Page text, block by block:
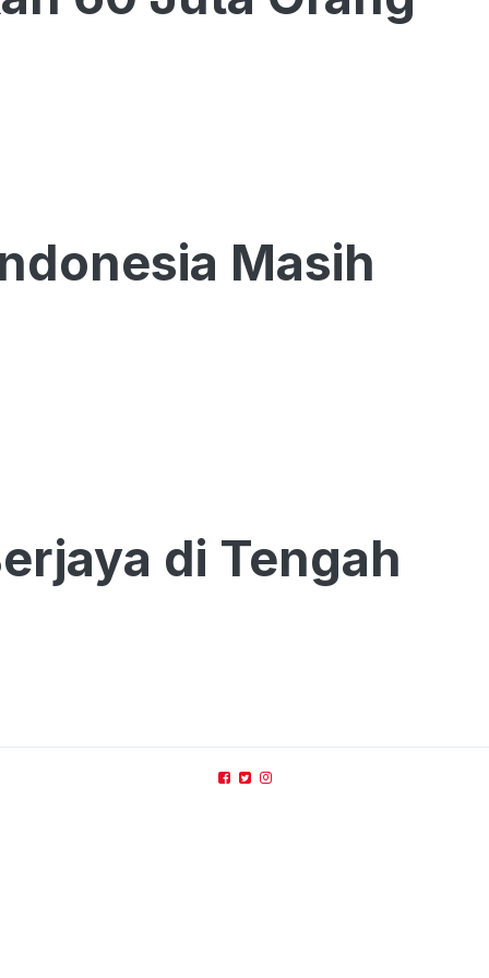
Masih
di Tengah